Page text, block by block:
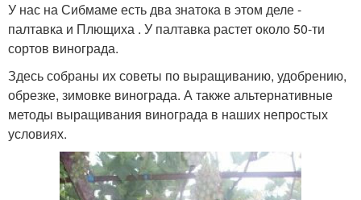
У нас на Сибмаме есть два знатока в этом деле -
палтавка и Плющиха . У палтавка растет около 50-ти
сортов винограда.
Здесь собраны их советы по выращиванию, удобрению,
обрезке, зимовке винограда. А также альтернативные
методы выращивания винограда в наших непростых
условиях.